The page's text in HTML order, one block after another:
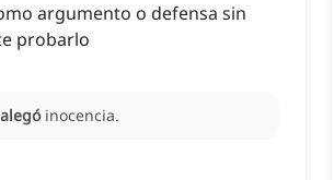
argumento o defensa sin
probarlo
alegó inocencia.